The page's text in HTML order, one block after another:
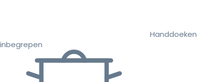
Handdoeken
inbegrepen